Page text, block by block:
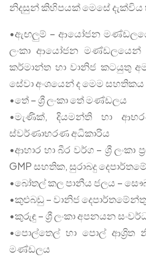
නිදසුන් කිහිපයක් මෙසේ දැක්විය
•ඇඟලුම් – ආයෝජන මණ්ඩලයේ
ලංකා ආයෝජන
කර්මාන්ත හා වානිජ කටයුතු
සේවා අංශයෙන් ද මෙම සහතිකය
•තේ – ශ්‍රී ලංකා තේ මණ්ඩලය
•මැණික්, දියමන්ති හා
ස්වර්ණාභරණ අධිකාරිය
•ආහාර හා බීර වර්ග – ශ්‍රී ලංකා
GMP සහතික, සුරාබදු
•බෝතල් කල පානීය ජලය –
•කුළුබඩු – වානිජ
•කුරුඳු – ශ්‍රී ලංකා අපනයන
•පොල්තෙල් හා පොල් ආශ්‍රිත
මණ්ඩලය